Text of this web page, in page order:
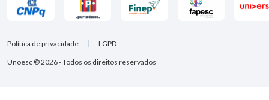
Unoesc © 2026 - Todos os direitos reservados
Política de privacidade LGPD